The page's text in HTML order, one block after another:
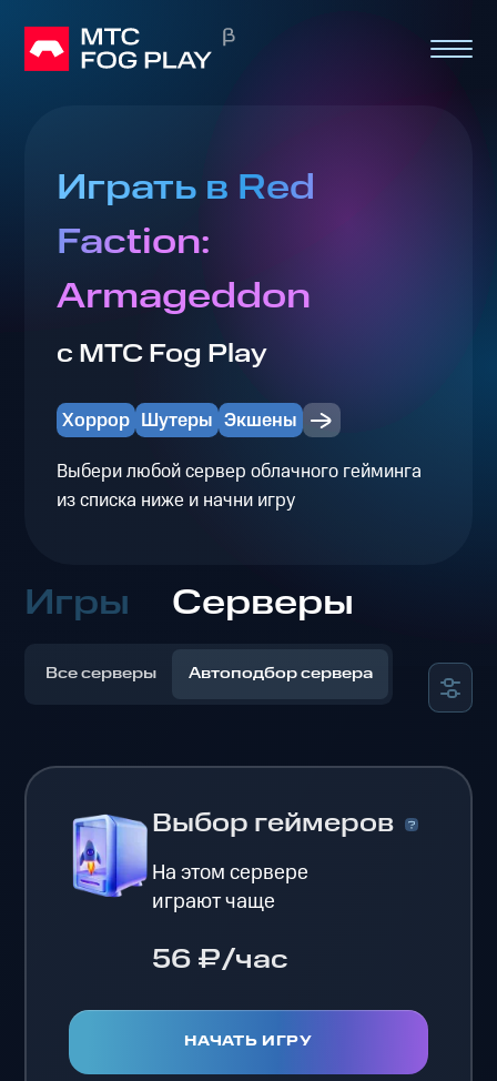
Играть в Red
Faction:
Armageddon
с МТС Fog Play
Хоррор Шутеры Экшены
Выбери любой сервер облачного гейминга
из списка ниже и начни игру
Игры Серверы
Все серверы Автоподбор сервера
Выбор геймеров
На этом сервере
играют чаще
56 ₽/час
НАЧАТЬ ИГРУ